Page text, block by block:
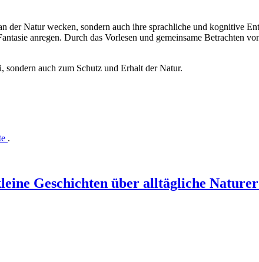
der Natur wecken, sondern auch ihre sprachliche und kognitive
anregen. Durch das Vorlesen und gemeinsame Betrachten
auch zum Schutz und Erhalt der Natur.
.
Geschichten über alltägliche